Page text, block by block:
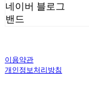
네이버 블로그
밴드
이용약관
개인정보처리방침